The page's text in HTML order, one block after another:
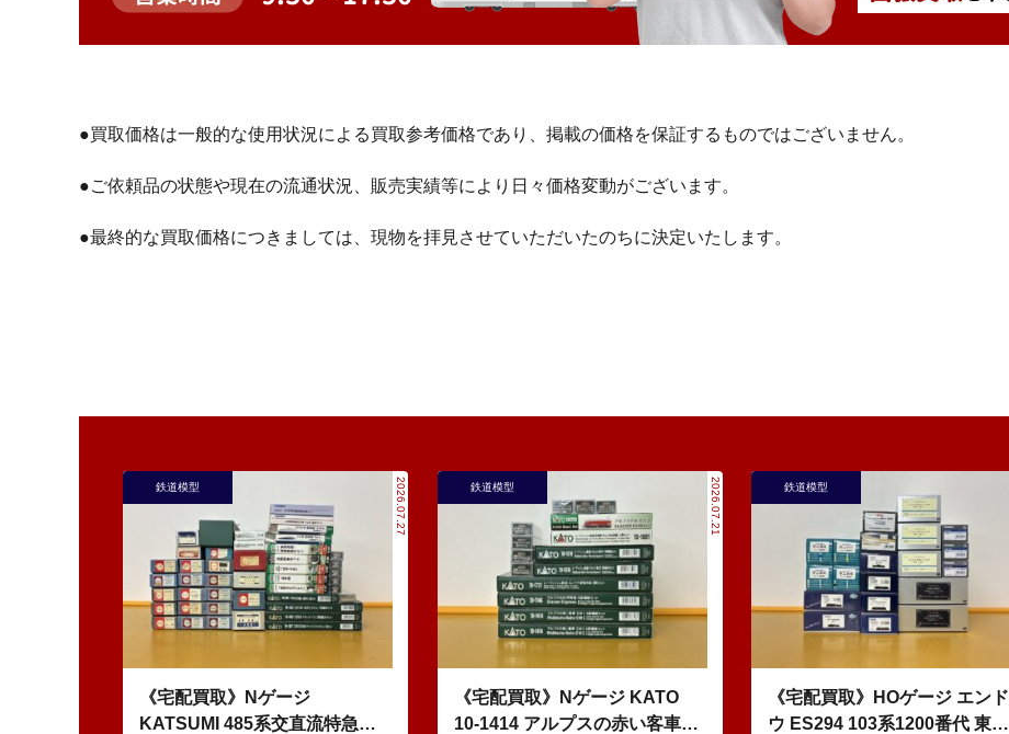
●買取価格は一般的な使用状況による買取参考価格であり、掲載の価格を保証するものではございません。
●ご依頼品の状態や現在の流通状況、販売実績等により日々価格変動がございます。
●最終的な買取価格につきましては、現物を拝見させていただいたのちに決定いたします。
2026.07.27
鉄道模型
《宅配買取》Nゲージ
KATSUMI 485系交直流特急型
2026.07.21
鉄道模型
《宅配買取》Nゲージ KATO
10-1414 アルプスの赤い客車
鉄道模型
《宅配買取》HOゲージ エンド
ウ ES294 103系1200番代 東西